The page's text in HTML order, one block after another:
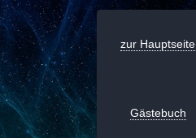
zur Hauptseite
Gästebuch